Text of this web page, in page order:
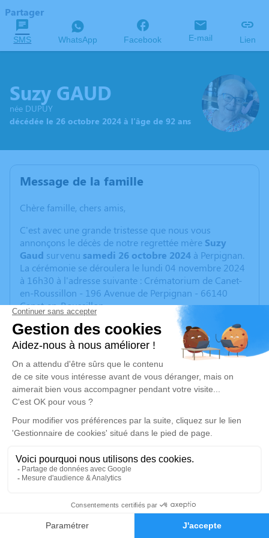
Faire-part Hommages
Partager
SMS WhatsApp Facebook E-mail Lien
Suzy GAUD
née DUPUY
décédée le 26 octobre 2024 à l'âge de 92 ans
Message de la famille
Chère famille, chers amis,
C'est avec une grande tristesse que nous vous
annonçons le décès de notre regrettée mère Suzy
Gaud survenu samedi 26 octobre 2024 à Perpignan.
La cérémonie se déroulera le lundi 04 novembre 2024
à 16h30 à l'adresse suivante : Crématorium de Canet-
en-Roussillon - 196 Avenue de Perpignan - 66140
Canet-en-Roussillon.
Cet espace privé est destiné à recueillir vos
condoléances ou le souvenir d’un moment passé.
Je rends hommage
Cérémonie religieuse
lundi 04 novembre 2024 à 16h30
Crématorium de Canet-en-Roussillon
196 Avenue de Perpignan
66140 Canet-en-Roussillon
Je rends hommage
Déroulé des obsèques